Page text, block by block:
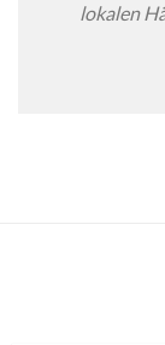
lokalen